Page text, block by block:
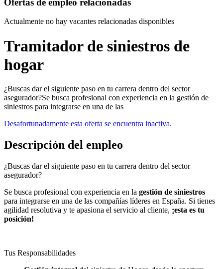
Actualmente no hay vacantes relacionadas disponibles
Tramitador de siniestros de
hogar
¿Buscas dar el siguiente paso en tu carrera dentro del sector
asegurador?Se busca profesional con experiencia en la gestión de
siniestros para integrarse en una de las
Desafortunadamente esta oferta se encuentra inactiva.
Descripción del empleo
¿Buscas dar el siguiente paso en tu carrera dentro del sector
asegurador?
Se busca profesional con experiencia en la gestión de siniestros
para integrarse en una de las compañías líderes en España. Si tienes
agilidad resolutiva y te apasiona el servicio al cliente, ¡esta es tu
posición!
Tus Responsabilidades